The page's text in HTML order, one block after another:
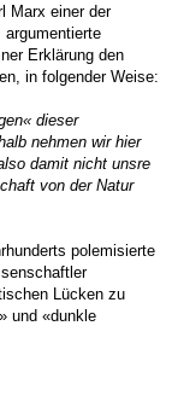
Marx einer der
Erklärung den
in folgender Weise:
dieser
nehmen wir hier
damit nicht unsre
von der Natur
polemisierte
Lücken zu
und «dunkle